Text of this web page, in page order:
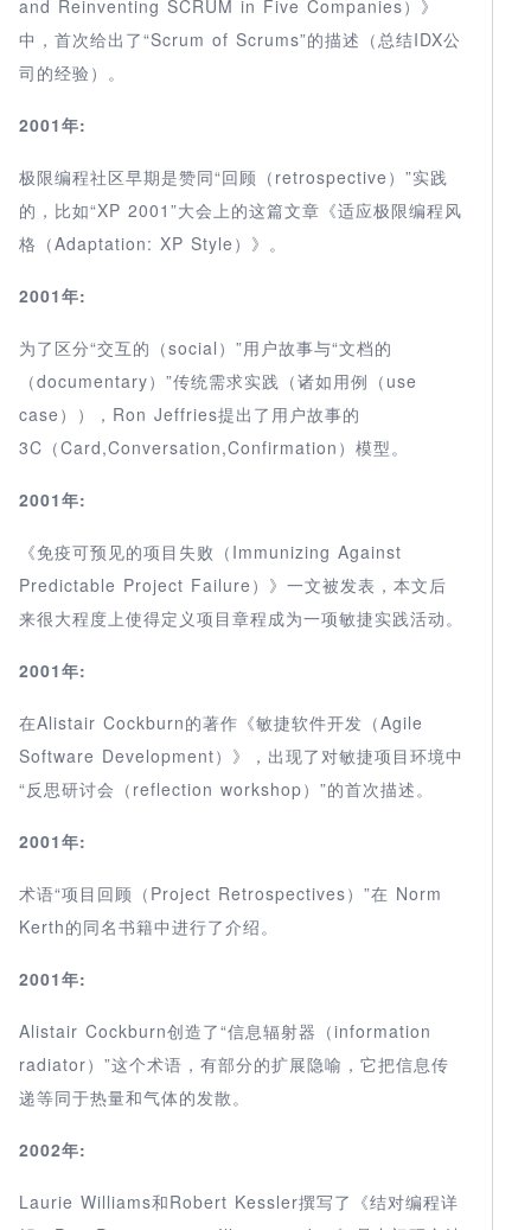
and Reinventing SCRUM in Five Companies）》
中，首次给出了“Scrum of Scrums”的描述（总结IDX公
司的经验）。
2001年:
极限编程社区早期是赞同“回顾（retrospective）”实践
的，比如“XP 2001”大会上的这篇文章《适应极限编程风
格（Adaptation: XP Style）》。
2001年:
为了区分“交互的（social）”用户故事与“文档的
（documentary）”传统需求实践（诸如用例（use
case）），Ron Jeffries提出了用户故事的
3C（Card,Conversation,Confirmation）模型。
2001年:
《免疫可预见的项目失败（Immunizing Against
Predictable Project Failure）》一文被发表，本文后
来很大程度上使得定义项目章程成为一项敏捷实践活动。
2001年:
在Alistair Cockburn的著作《敏捷软件开发（Agile
Software Development）》，出现了对敏捷项目环境中
“反思研讨会（reflection workshop）”的首次描述。
2001年:
术语“项目回顾（Project Retrospectives）”在 Norm
Kerth的同名书籍中进行了介绍。
2001年:
Alistair Cockburn创造了“信息辐射器（information
radiator）”这个术语，有部分的扩展隐喻，它把信息传
递等同于热量和气体的发散。
2002年:
Laurie Williams和Robert Kessler撰写了《结对编程详